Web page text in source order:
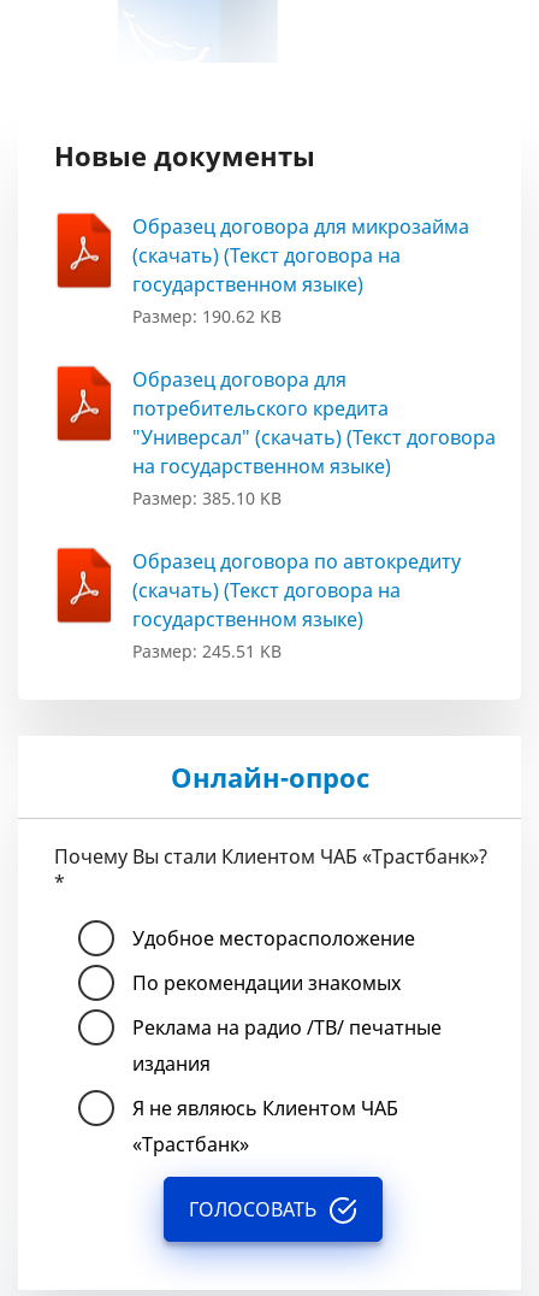
Новые документы
Образец договора для микрозайма
(скачать) (Текст договора на
государственном языке)
Размер: 190.62 KB
Образец договора для
потребительского кредита
"Универсал" (скачать) (Текст договора
на государственном языке)
Размер: 385.10 KB
Образец договора по автокредиту
(скачать) (Текст договора на
государственном языке)
Размер: 245.51 KB
Онлайн-опрос
Почему Вы стали Клиентом ЧАБ «Трастбанк»?
*
Удобное месторасположение
По рекомендации знакомых
Реклама на радио /ТВ/ печатные
издания
Я не являюсь Клиентом ЧАБ
«Трастбанк»
ГОЛОСОВАТЬ